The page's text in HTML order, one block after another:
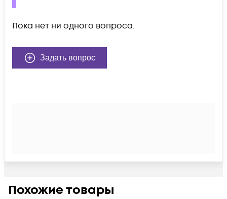
Пока нет ни одного вопроса.
Задать вопрос
Похожие товары